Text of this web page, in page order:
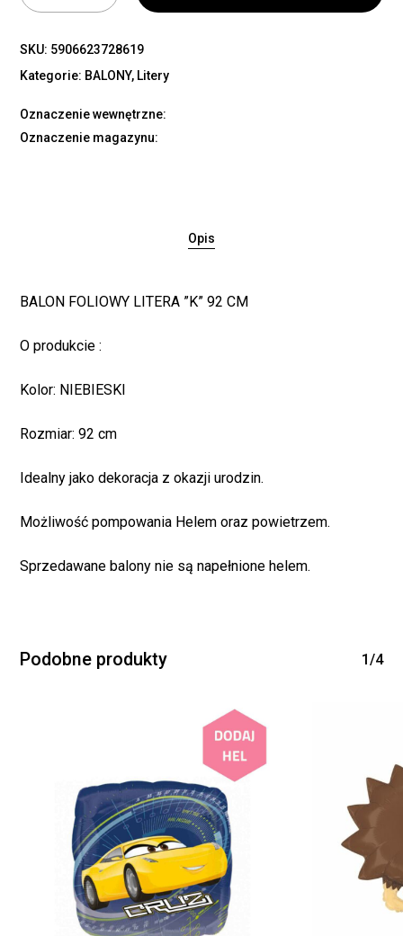
koszyku.
SKU: 5906623728619
Kategorie: BALONY, Litery
Oznaczenie wewnętrzne:
Oznaczenie magazynu:
Opis
BALON FOLIOWY LITERA ”K” 92 CM
O produkcie :
Kolor: NIEBIESKI
Rozmiar: 92 cm
Idealny jako dekoracja z okazji urodzin.
Możliwość pompowania Helem oraz powietrzem.
Sprzedawane balony nie są napełnione helem.
Podobne produkty 1/4